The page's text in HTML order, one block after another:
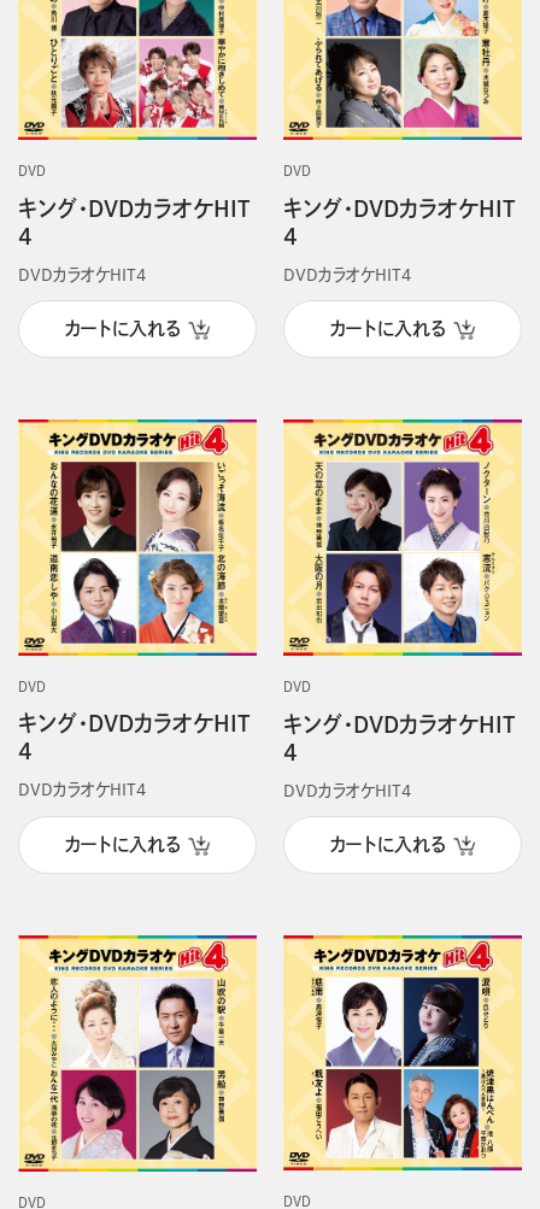
DVD
キング・DVDカラオケHIT
4
DVDカラオケHIT4
カートに入れる
DVD
キング・DVDカラオケHIT
4
DVDカラオケHIT4
カートに入れる
DVD
キング・DVDカラオケHIT
4
DVDカラオケHIT4
カートに入れる
DVD
キング・DVDカラオケHIT
4
DVDカラオケHIT4
カートに入れる
DVD DVD